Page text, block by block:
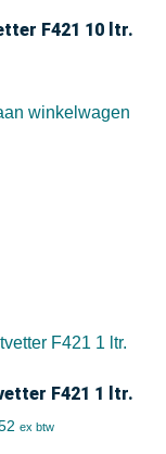
F421 10 ltr.
winkelwagen
F421 1 ltr.
ex btw